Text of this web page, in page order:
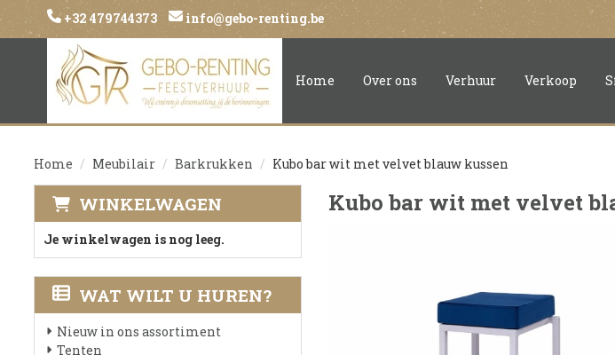
+32 479744373 info@gebo-renting.be
Home Over ons Verhuur Verkoop
Home Meubilair Barkrukken Kubo bar wit met velvet blauw kussen
WINKELWAGEN
Je winkelwagen is nog leeg.
WAT WILT U HUREN?
Nieuw in ons assortiment
Tenten
Kubo bar wit met velvet